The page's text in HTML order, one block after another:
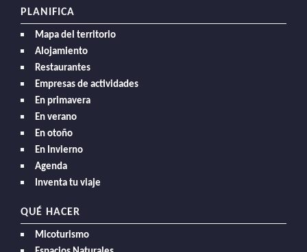
PLANIFICA
Mapa del territorio
Alojamiento
Restaurantes
Empresas de actividades
En primavera
En verano
En otoño
En Invierno
Agenda
Inventa tu viaje
QUÉ HACER
Micoturismo